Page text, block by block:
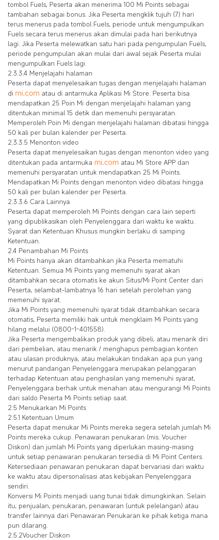
tombol Fuels, Peserta akan menerima 100 Mi Points sebagai
tambahan sebagai bonus. Jika Peserta mengklik tujuh (7) hari
terus menerus pada tombol Fuels, periode untuk mengumpulkan
Fuels secara terus menerus akan dimulai pada hari berikutnya
lagi. Jika Peserta melewatkan satu hari pada pengumpulan Fuels,
periode pengumpulan akan mulai dari awal sejak Peserta mulai
mengumpulkan Fuels lagi.
2.3.3.4 Menjelajahi halaman
Peserta dapat menyelesaikan tugas dengan menjelajahi halaman
di mi.com atau di antarmuka Aplikasi Mi Store. Peserta bisa
mendapatkan 25 Poin Mi dengan menjelajahi halaman yang
ditentukan minimal 15 detik dan memenuhi persyaratan.
Memperoleh Poin Mi dengan menjelajahi halaman dibatasi hingga
50 kali per bulan kalender per Peserta.
2.3.3.5 Menonton video
Peserta dapat menyelesaikan tugas dengan menonton video yang
ditentukan pada antarmuka mi.com atau Mi Store APP dan
memenuhi persyaratan untuk mendapatkan 25 Mi Points.
Mendapatkan Mi Points dengan menonton video dibatasi hingga
50 kali per bulan kalender per Peserta.
2.3.3.6 Cara Lainnya
Peserta dapat memperoleh Mi Points dengan cara lain seperti
yang dipublikasikan oleh Penyelenggara dari waktu ke waktu.
Syarat dan Ketentuan Khusus mungkin berlaku di samping
Ketentuan.
2.4 Penambahan Mi Points
Mi Points hanya akan ditambahkan jika Peserta mematuhi
Ketentuan. Semua Mi Points yang memenuhi syarat akan
ditambahkan secara otomatis ke akun Situs/Mi Point Center dari
Peserta, selambat-lambatnya 16 hari setelah perolehan yang
memenuhi syarat.
Jika Mi Points yang memenuhi syarat tidak ditambahkan secara
otomatis, Peserta memiliki hak untuk mengklaim Mi Points yang
hilang melalui (0800-1-401558).
Jika Peserta mengembalikan produk yang dibeli, atau menarik diri
dari pembelian, atau menarik / menghapus pembagian konten
atau ulasan produknya, atau melakukan tindakan apa pun yang
menurut pandangan Penyelenggara merupakan pelanggaran
terhadap Ketentuan atau penghasilan yang memenuhi syarat,
Penyelenggara berhak untuk menahan atau mengurangi Mi Points
dari saldo Peserta Mi Points setiap saat.
2.5 Menukarkan Mi Points
2.5.1 Ketentuan Umum
Peserta dapat menukar Mi Points mereka segera setelah jumlah Mi
Points mereka cukup. Penawaran penukaran (mis. Voucher
Diskon) dan jumlah Mi Points yang diperlukan masing-masing
untuk setiap penawaran penukaran tersedia di Mi Point Centers.
Ketersediaan penawaran penukaran dapat bervariasi dari waktu
ke waktu atau dipersonalisasi atas kebijakan Penyelenggara
sendiri.
Konversi Mi Points menjadi uang tunai tidak dimungkinkan. Selain
itu, penjualan, penukaran, penawaran (untuk pelelangan) atau
transfer lainnya dari Penawaran Penukaran ke pihak ketiga mana
pun dilarang.
2.5.2Voucher Diskon